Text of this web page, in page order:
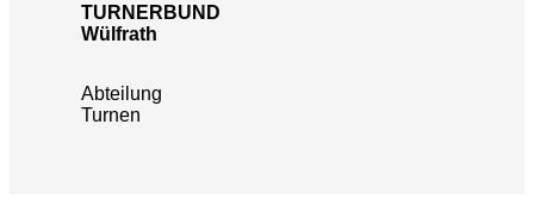
TURNERBUND
Wülfrath
Abteilung
Turnen